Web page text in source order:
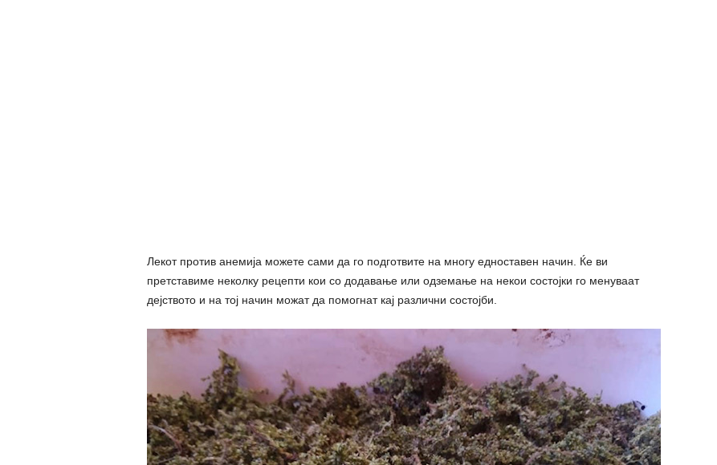
Лекот против анемија можете сами да го подготвите на многу едноставен начин. Ќе ви
претставиме неколку рецепти кои со додавање или одземање на некои состојки го менуваат
дејството и на тој начин можат да помогнат кај различни состојби.